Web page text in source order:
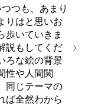
つも、あまり
りはと思いお
歩いていきま
説もしてくだ
ろな絵の背景
性や人間関
同じテーマの
ば全然わから